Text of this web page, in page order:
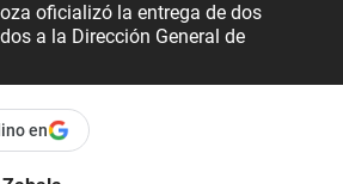
oficializó la entrega de dos
a la Dirección General de
en